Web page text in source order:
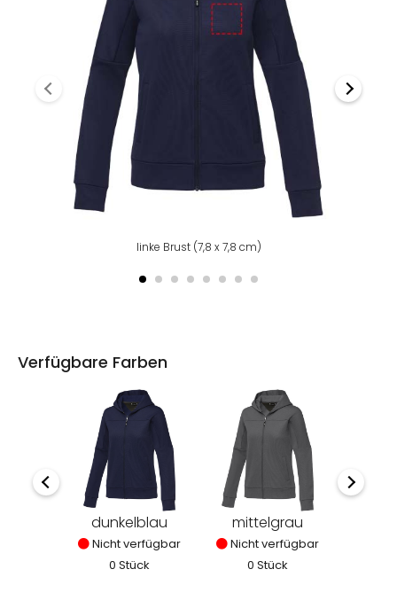
linke Brust (7,8 x 7,8 cm)
Verfügbare Farben
dunkelblau
Nicht verfügbar
0 Stück
mittelgrau
Nicht verfügbar
0 Stück